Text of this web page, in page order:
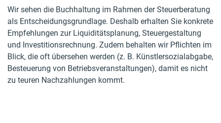
Wir sehen die Buchhaltung im Rahmen der Steuerberatung
als Entscheidungsgrundlage. Deshalb erhalten Sie konkrete
Empfehlungen zur Liquiditätsplanung, Steuergestaltung
und Investitionsrechnung. Zudem behalten wir Pflichten im
Blick, die oft übersehen werden (z. B. Künstlersozialabgabe,
Besteuerung von Betriebsveranstaltungen), damit es nicht
zu teuren Nachzahlungen kommt.